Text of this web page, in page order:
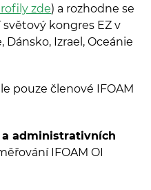
zde) a rozhodne se
kongres EZ v
Dánsko, Izrael, Oceánie
pouze členové IFOAM
administrativních
IFOAM OI